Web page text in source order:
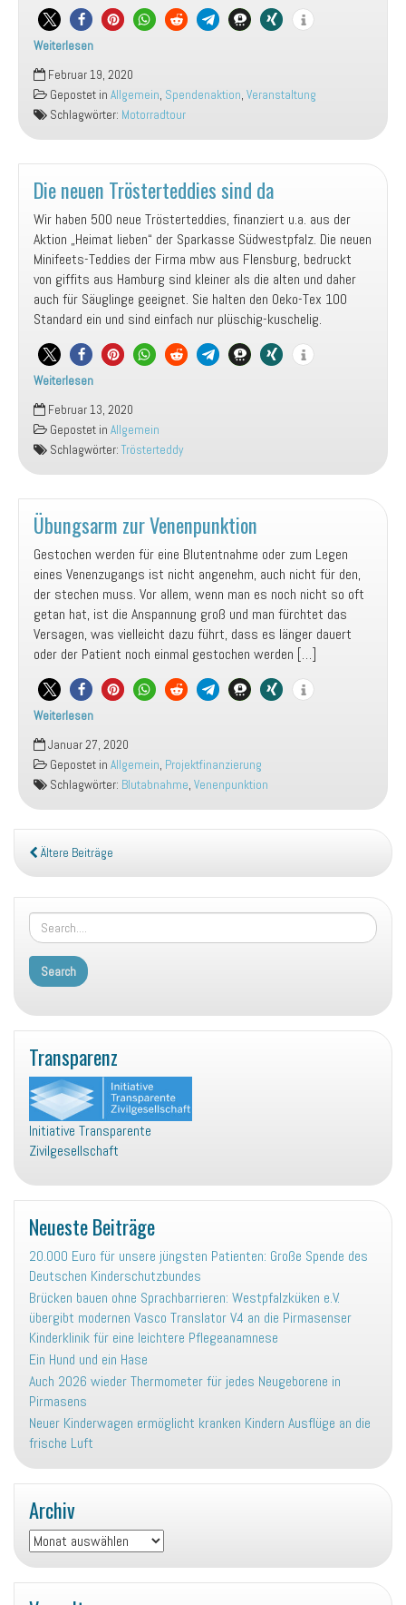
Weiterlesen
Motorradtour
durch
Südamerika
Februar 19, 2020
Gepostet in Allgemein, Spendenaktion, Veranstaltung
Schlagwörter: Motorradtour
Die neuen Trösterteddies sind da
Wir haben 500 neue Trösterteddies, finanziert u.a. aus der
Aktion „Heimat lieben“ der Sparkasse Südwestpfalz. Die neuen
Minifeets-Teddies der Firma mbw aus Flensburg, bedruckt
von giffits aus Hamburg sind kleiner als die alten und daher
auch für Säuglinge geeignet. Sie halten den Oeko-Tex 100
Standard ein und sind einfach nur plüschig-kuschelig.
Weiterlesen
Die
neuen
Trösterteddies
sind
da
Februar 13, 2020
Gepostet in Allgemein
Schlagwörter: Trösterteddy
Übungsarm zur Venenpunktion
Gestochen werden für eine Blutentnahme oder zum Legen
eines Venenzugangs ist nicht angenehm, auch nicht für den,
der stechen muss. Vor allem, wenn man es noch nicht so oft
getan hat, ist die Anspannung groß und man fürchtet das
Versagen, was vielleicht dazu führt, dass es länger dauert
oder der Patient noch einmal gestochen werden […]
Weiterlesen
Übungsarm
zur
Venenpunktion
Januar 27, 2020
Gepostet in Allgemein, Projektfinanzierung
Schlagwörter: Blutabnahme, Venenpunktion
Ältere Beiträge
Transparenz
Initiative Transparente
Zivilgesellschaft
Neueste Beiträge
20.000 Euro für unsere jüngsten Patienten: Große Spende des
Deutschen Kinderschutzbundes
Brücken bauen ohne Sprachbarrieren: Westpfalzküken e.V.
übergibt modernen Vasco Translator V4 an die Pirmasenser
Kinderklinik für eine leichtere Pflegeanamnese
Ein Hund und ein Hase
Auch 2026 wieder Thermometer für jedes Neugeborene in
Pirmasens
Neuer Kinderwagen ermöglicht kranken Kindern Ausflüge an die
frische Luft
Archiv
Archiv